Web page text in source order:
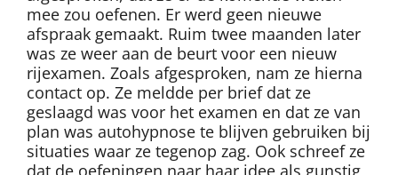
mee zou oefenen. Er werd geen nieuwe
afspraak gemaakt. Ruim twee maanden later
was ze weer aan de beurt voor een nieuw
rijexamen. Zoals afgesproken, nam ze hierna
contact op. Ze meldde per brief dat ze
geslaagd was voor het examen en dat ze van
plan was autohypnose te blijven gebruiken bij
situaties waar ze tegenop zag. Ook schreef ze
dat de oefeningen naar haar idee als gunstig